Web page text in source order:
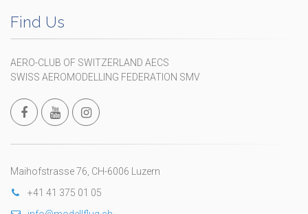
Find Us
AERO-CLUB OF SWITZERLAND AECS
SWISS AEROMODELLING FEDERATION SMV
Maihofstrasse 76, CH-6006 Luzern
+41 41 375 01 05